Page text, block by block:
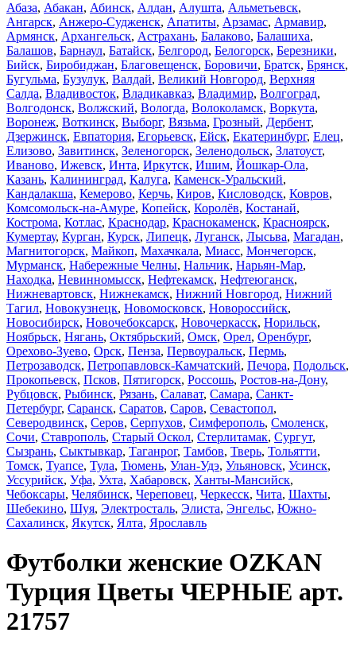
Абаза, Абакан, Абинск, Алдан, Алушта, Альметьевск,
Ангарск, Анжеро-Судженск, Апатиты, Арзамас, Армавир,
Армянск, Архангельск, Астрахань, Балаково, Балашиха,
Балашов, Барнаул, Батайск, Белгород, Белогорск, Березники,
Бийск, Биробиджан, Благовещенск, Боровичи, Братск, Брянск,
Бугульма, Бузулук, Валдай, Великий Новгород, Верхняя
Салда, Владивосток, Владикавказ, Владимир, Волгоград,
Волгодонск, Волжский, Вологда, Волоколамск, Воркута,
Воронеж, Воткинск, Выборг, Вязьма, Грозный, Дербент,
Дзержинск, Евпатория, Егорьевск, Ейск, Екатеринбург, Елец,
Елизово, Завитинск, Зеленогорск, Зеленодольск, Златоуст,
Иваново, Ижевск, Инта, Иркутск, Ишим, Йошкар-Ола,
Казань, Калининград, Калуга, Каменск-Уральский,
Кандалакша, Кемерово, Керчь, Киров, Кисловодск, Ковров,
Комсомольск-на-Амуре, Копейск, Королёв, Костанай,
Кострома, Котлас, Краснодар, Краснокаменск, Красноярск,
Кумертау, Курган, Курск, Липецк, Луганск, Лысьва, Магадан,
Магнитогорск, Майкоп, Махачкала, Миасс, Мончегорск,
Мурманск, Набережные Челны, Нальчик, Нарьян-Мар,
Находка, Невинномысск, Нефтекамск, Нефтеюганск,
Нижневартовск, Нижнекамск, Нижний Новгород, Нижний
Тагил, Новокузнецк, Новомосковск, Новороссийск,
Новосибирск, Новочебоксарск, Новочеркасск, Норильск,
Ноябрьск, Нягань, Октябрьский, Омск, Орел, Оренбург,
Орехово-Зуево, Орск, Пенза, Первоуральск, Пермь,
Петрозаводск, Петропавловск-Камчатский, Печора, Подольск,
Прокопьевск, Псков, Пятигорск, Россошь, Ростов-на-Дону,
Рубцовск, Рыбинск, Рязань, Салават, Самара, Санкт-
Петербург, Саранск, Саратов, Саров, Севастопол,
Северодвинск, Серов, Серпухов, Симферополь, Смоленск,
Сочи, Ставрополь, Старый Оскол, Стерлитамак, Сургут,
Сызрань, Сыктывкар, Таганрог, Тамбов, Тверь, Тольятти,
Томск, Туапсе, Тула, Тюмень, Улан-Удэ, Ульяновск, Усинск,
Уссурийск, Уфа, Ухта, Хабаровск, Ханты-Мансийск,
Чебоксары, Челябинск, Череповец, Черкесск, Чита, Шахты,
Шебекино, Шуя, Электросталь, Элиста, Энгельс, Южно-
Сахалинск, Якутск, Ялта, Ярославль
Футболки женские OZKAN
Турция Цветы ЧЕРНЫЕ арт.
21757